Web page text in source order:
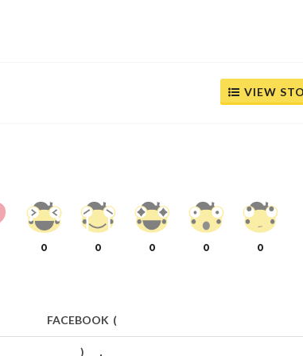
VIEW
0 0 0 0 0
FACEBOOK (
)